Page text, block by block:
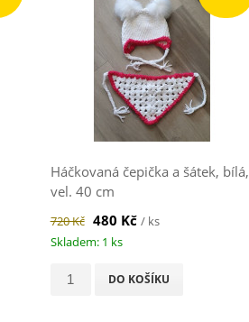
Háčkovaná čepička a šátek, bílá,
vel. 40 cm
720 Kč 480 Kč / ks
Skladem: 1 ks
DO KOŠÍKU